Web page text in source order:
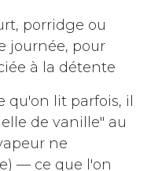
porridge ou
journée, pour
à la détente
qu'on lit parfois, il
de vanille" au
ne
— ce que l'on